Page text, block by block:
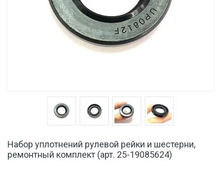
Набор уплотнений рулевой рейки и шестерни,
ремонтный комплект (арт. 25-19085624)